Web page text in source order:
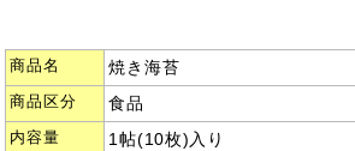
商品名 焼き海苔
商品区分 食品
内容量 1帖(10枚)入り